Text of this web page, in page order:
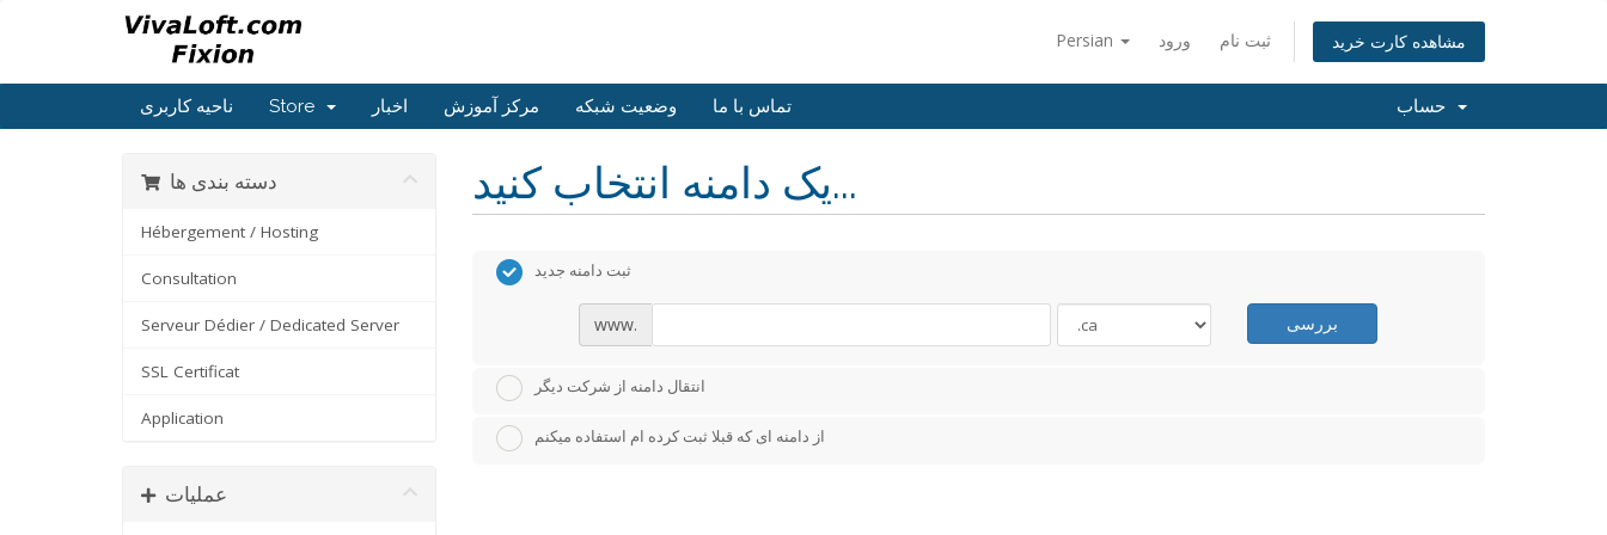
Persian ورود ثبت نام مشاهده کارت خرید
ناحیه کاربری Store اخبار مرکز آموزش وضعیت شبکه تماس با ما
یک دامنه انتخاب کنید... دسته بندی ها
Hébergement / Hosting
Consultation
Serveur Dédier / Dedicated Server
SSL Certificat
Application
عملیات
ثبت دامنه جدید
www. بررسی
انتقال دامنه از شرکت دیگر
از دامنه ای که قبلا ثبت کرده ام استفاده میکنم